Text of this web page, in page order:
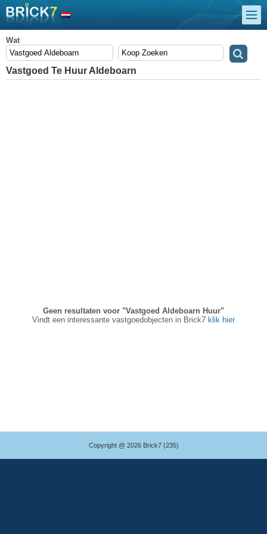
Wat
Vastgoed Te Huur Aldeboarn
Geen resultaten voor "Vastgoed Aldeboarn Huur"
Vindt een interessante vastgoedobjecten in Brick7 klik hier
Copyright @ 2026 Brick7 (235)